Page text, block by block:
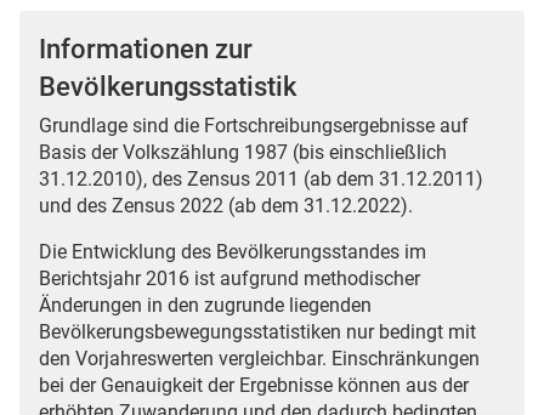
Informationen zur
Bevölkerungsstatistik
Grundlage sind die Fortschreibungsergebnisse auf
Basis der Volkszählung 1987 (bis einschließlich
31.12.2010), des Zensus 2011 (ab dem 31.12.2011)
und des Zensus 2022 (ab dem 31.12.2022).
Die Entwicklung des Bevölkerungsstandes im
Berichtsjahr 2016 ist aufgrund methodischer
Änderungen in den zugrunde liegenden
Bevölkerungsbewegungsstatistiken nur bedingt mit
den Vorjahreswerten vergleichbar. Einschränkungen
bei der Genauigkeit der Ergebnisse können aus der